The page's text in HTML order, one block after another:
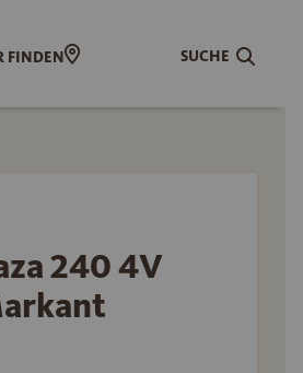
FINDEN SUCHE
240 4V